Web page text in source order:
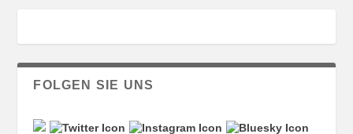
FOLGEN SIE UNS